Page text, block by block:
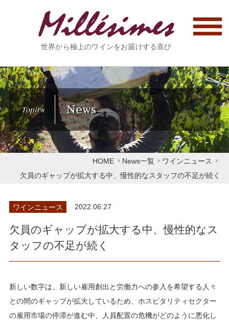
世界から極上のワインをお届けする喜び
Topics News
HOME News一覧
ワインニュース
欠員のギャップが拡大する中、慢性的なスタッフの不足が続く
ワインニュース 2022.06.27
欠員のギャップが拡大する中、慢性的なス
タッフの不足が続く
新しい数字は、新しい雇用創出と労働力への参入を希望する人々
との間のギャップが拡大しているため、ホスピタリティセクター
の雇用市場の停滞が進む中、人員配置の危機がどのように悪化し